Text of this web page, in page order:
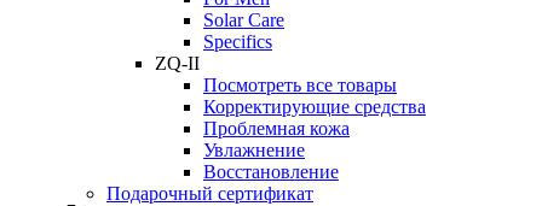
Solar Care
Specifics
ZQ-II
Посмотреть все товары
Корректирующие средства
Проблемная кожа
Увлажнение
Восстановление
Подарочный сертификат